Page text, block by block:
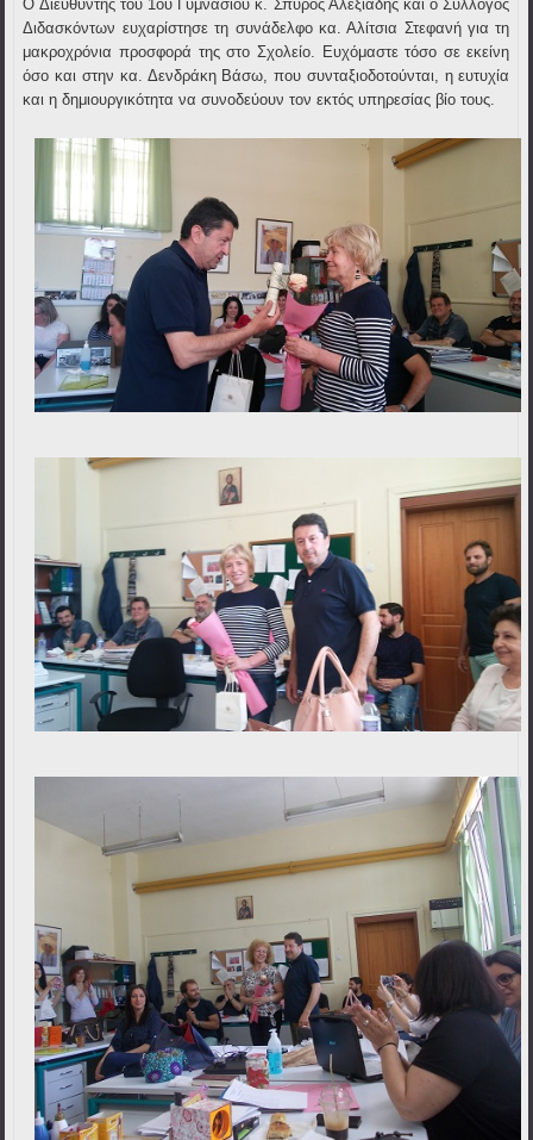
Ο Διευθυντής του 1ου Γυμνασίου κ. Σπύρος Αλεξιάδης και ο Σύλλογος
Διδασκόντων ευχαρίστησε τη συνάδελφο κα. Αλίτσια Στεφανή για τη
μακροχρόνια προσφορά της στο Σχολείο. Ευχόμαστε τόσο σε εκείνη
όσο και στην κα. Δενδράκη Βάσω, που συνταξιοδοτούνται, η ευτυχία
και η δημιουργικότητα να συνοδεύουν τον εκτός υπηρεσίας βίο τους.